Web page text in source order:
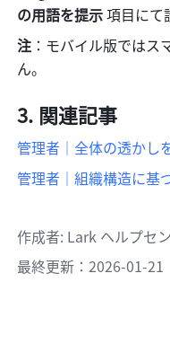
の用語を提示 項目にて
注 ：モバイル版では
ん。
関連記事
管理者｜全体の透かし
管理者｜組織構造に基
作成者: Lark ヘルプセ
最終更新：2026-01-21